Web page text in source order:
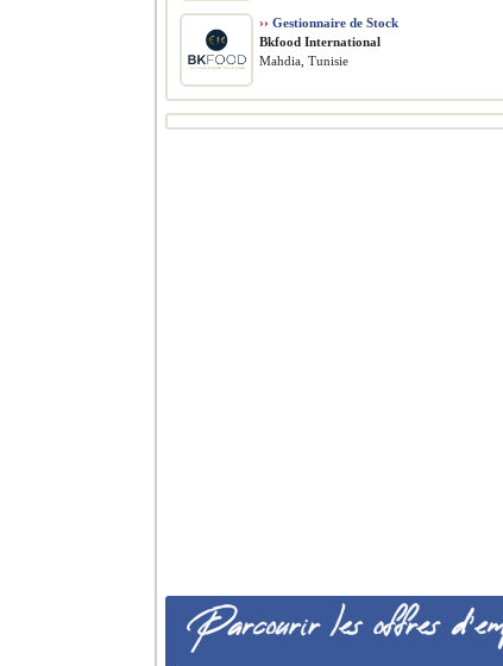
›› Gestionnaire de Stock
Bkfood International
Mahdia, Tunisie